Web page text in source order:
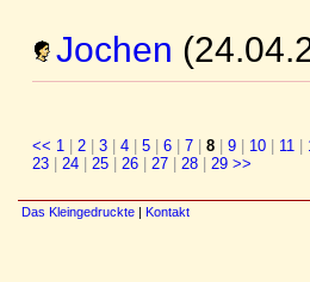
Jochen
<< 1 2 3 4 5 6 7 8 9 10 11
23
24 25 26 27 28 29 >>
Das Kleingedruckte | Kontakt